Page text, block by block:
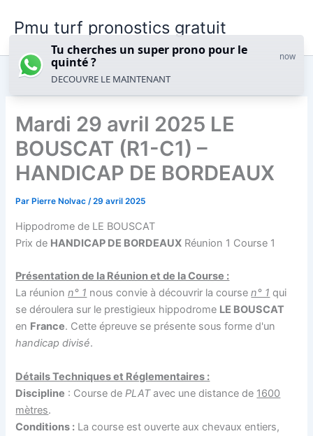
Pmu turf pronostics gratuit
Mardi 29 avril 2025 LE
BOUSCAT (R1-C1) –
HANDICAP DE BORDEAUX
Par Pierre Nolvac/29 avril 2025
Hippodrome de LE BOUSCAT
Prix de HANDICAP DE BORDEAUX Réunion 1 Course 1
Présentation de la Réunion et de la Course :
La réunionn° 1 nous convie à découvrir la coursen° 1 qui
se déroulera sur le prestigieux hippodrome LE BOUSCAT
en France. Cette épreuve se présente sous forme d'un
handicap divisé.
Détails Techniques et Réglementaires :
Discipline : Course de PLATavec une distance de 1600
mètres.
Conditions : La course est ouverte aux chevaux entiers,
Tu cherches un super prono pour le
quinté ?
now
DECOUVRE LE MAINTENANT